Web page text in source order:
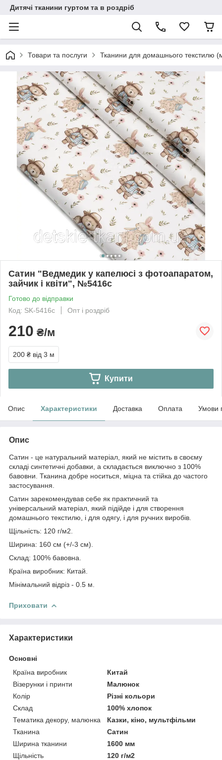
Дитячі тканини гуртом та в роздріб
Товари та послуги Тканини для домашнього текстилю
Сатин "Ведмедик у капелюсі з фотоапаратом,
зайчик і квіти", №5416с
Готово до відправки
Код: SK-5416с
Опт і роздріб
210 ₴/м
200 ₴ від 3 м
Купити
Опис Характеристики Доставка Оплата Умови
Опис
Сатин - це натуральний матеріал, який не містить в своєму
складі синтетичні добавки, а складається виключно з 100%
бавовни. Тканина добре носиться, міцна та стійка до частого
застосування.
Сатин зарекомендував себе як практичний та
універсальний матеріал, який підійде і для створення
домашнього текстилю, і для одягу, і для ручних виробів.
Щільність: 120 г/м2.
Ширина: 160 см (+/-3 см).
Склад: 100% бавовна.
Країна виробник: Китай.
Мінімальний відріз - 0.5 м.
Приховати
Характеристики
Основні
Країна виробник
Китай
Візерунки і принти
Малюнок
Колір
Різні кольори
Склад
100% хлопок
Тематика декору, малюнка
Казки, кіно, мультфільми
Тканина
Сатин
Ширина тканини
1600 мм
Щільність
120 г/м2